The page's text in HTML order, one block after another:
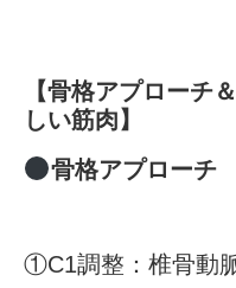
【骨格アプローチ
しい筋肉】
骨格アプローチ
①C1調整：椎骨動